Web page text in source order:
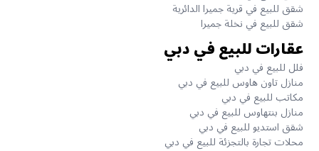
شقق للبيع في قرية جميرا الدائرية
شقق للبيع في نخلة جميرا
عقارات للبيع في دبي
فلل للبيع في دبي
منازل تاون هاوس للبيع في دبي
مكاتب للبيع في دبي
منازل بنتهاوس للبيع في دبي
شقق استديو للبيع في دبي
محلات تجارة بالتجزئة للبيع في دبي